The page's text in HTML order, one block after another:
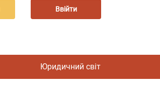
Ввійти
Юридичний світ